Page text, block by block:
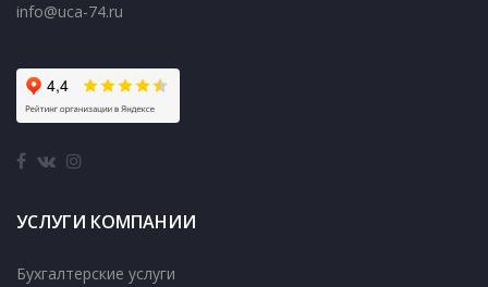
info@uca-74.ru
УСЛУГИ КОМПАНИИ
Бухгалтерские услуги